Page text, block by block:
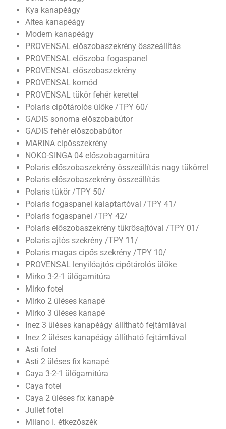
Kya kanapéágy
Altea kanapéágy
Modern kanapéágy
PROVENSAL előszobaszekrény összeállítás
PROVENSAL előszoba fogaspanel
PROVENSAL előszobaszekrény
PROVENSAL komód
PROVENSAL tükör fehér kerettel
Polaris cipőtárolós ülőke /TPY 60/
GADIS sonoma előszobabútor
GADIS fehér előszobabútor
MARINA cipősszekrény
NOKO-SINGA 04 előszobagarnitúra
Polaris előszobaszekrény összeállítás nagy tükörrel
Polaris előszobaszekrény összeállítás
Polaris tükör /TPY 50/
Polaris fogaspanel kalaptartóval /TPY 41/
Polaris fogaspanel /TPY 42/
Polaris előszobaszekrény tükrösajtóval /TPY 01/
Polaris ajtós szekrény /TPY 11/
Polaris magas cipős szekrény /TPY 10/
PROVENSAL lenyilóajtós cipőtárolós ülőke
Mirko 3-2-1 ülőgarnitúra
Mirko fotel
Mirko 2 üléses kanapé
Mirko 3 üléses kanapé
Inez 3 üléses kanapéágy állítható fejtámlával
Inez 2 üléses kanapéágy állítható fejtámlával
Asti fotel
Asti 2 üléses fix kanapé
Caya 3-2-1 ülőgarnitúra
Caya fotel
Caya 2 üléses fix kanapé
Juliet fotel
Milano I. étkezőszék